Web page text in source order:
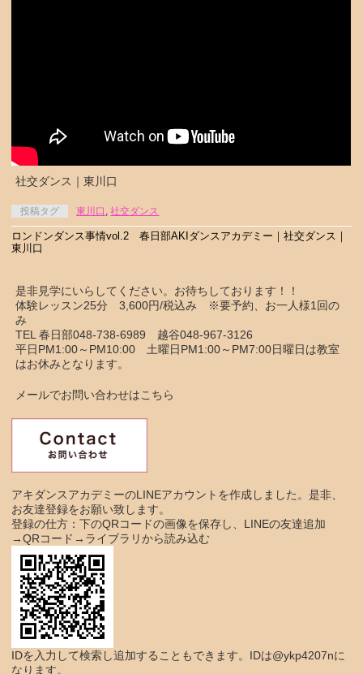
社交ダンス｜東川口
投稿タグ 東川口 ,社交ダンス
ロンドンダンス事情vol.2 春日部AKIダンスアカデミー｜社交ダンス｜
東川口
是非見学にいらしてください。お待ちしております！！
体験レッスン25分 3,600円/税込み ※要予約、お一人様1回の
み
TEL 春日部048-738-6989 越谷048-967-3126
平日PM1:00～PM10:00 土曜日PM1:00～PM7:00日曜日は教室
はお休みとなります。
メールでお問い合わせはこちら
アキダンスアカデミーのLINEアカウントを作成しました。是非、
お友達登録をお願い致します。
登録の仕方：下のQRコードの画像を保存し、LINEの友達追加
→QRコード→ライブラリから読み込む
IDを入力して検索し追加することもできます。IDは@ykp4207nに
なります。